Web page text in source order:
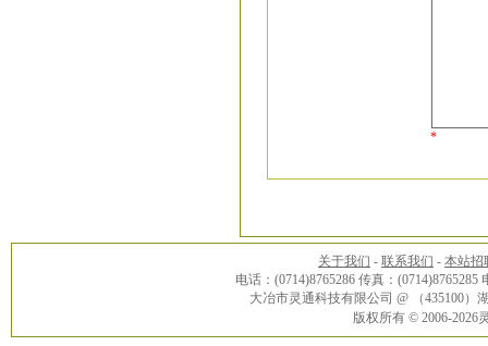
*
关于我们 - 联系我们 - 本站招
电话：(0714)8765286 传真：(0714)8765285
大冶市灵通科技有限公司 @ （435100
版权所有 © 2006-2026